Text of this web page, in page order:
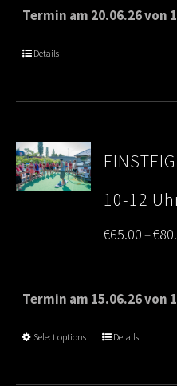
Termin am 20.06.26 von
Details
10-12
€65.00–€
Termin am 15.06.26 von
Select options Details